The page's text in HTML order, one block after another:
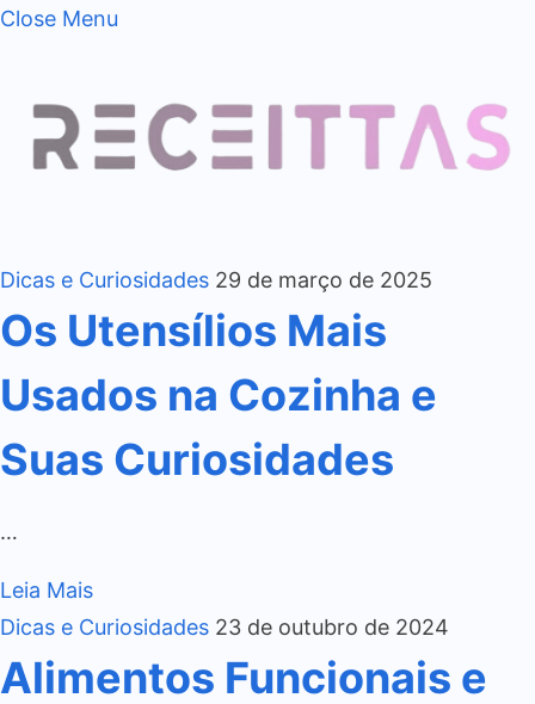
Close Menu
Dicas e Curiosidades 29 de março de 2025
Os Utensílios Mais
Usados na Cozinha e
Suas Curiosidades
…
Leia Mais
Dicas e Curiosidades 23 de outubro de 2024
Alimentos Funcionais e